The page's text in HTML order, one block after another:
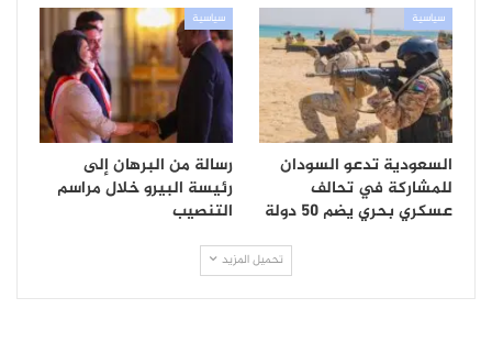
سياسية
السعودية تدعو السودان
للمشاركة في تحالف
عسكري بحري يضم 50 دولة
سياسية
رسالة من البرهان إلى
رئيسة البيرو خلال مراسم
التنصيب
تحميل المزيد